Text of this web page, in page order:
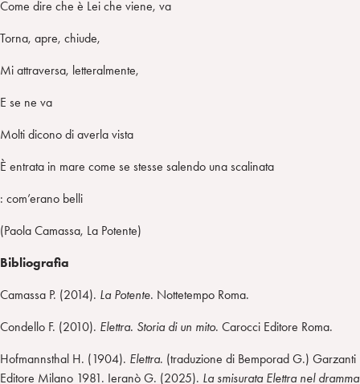
Come dire che è Lei che viene, va
Torna, apre, chiude,
Mi attraversa, letteralmente,
E se ne va
Molti dicono di averla vista
È entrata in mare come se stesse salendo una scalinata
: com’erano belli
(Paola Camassa, La Potente)
Bibliografia
Camassa P. (2014). La Potente. Nottetempo Roma.
Condello F. (2010). Elettra. Storia di un mito. Carocci Editore Roma.
Hofmannsthal H. (1904). Elettra. (traduzione di Bemporad G.) Garzanti
Editore Milano 1981. Ieranò G. (2025). La smisurata Elettra nel dramma